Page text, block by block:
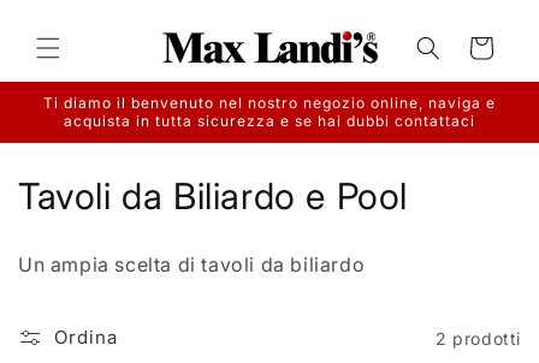
ai contenuti
Carrello
Ti diamo il benvenuto nel nostro negozio online, naviga e
acquista in tutta sicurezza e se hai dubbi contattaci
C
l
Tavoli da Biliardo e Pool
Un ampia scelta di tavoli da biliardo
Ordina 2 prodotti